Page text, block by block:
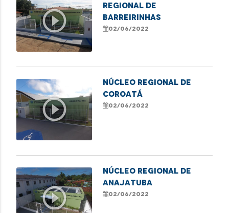
play_circle_outline
REGIONAL DE
BARREIRINHAS
02/06/2022
play_circle_outline
NÚCLEO REGIONAL DE
COROATÁ
02/06/2022
play_circle_outline
NÚCLEO REGIONAL DE
ANAJATUBA
02/06/2022